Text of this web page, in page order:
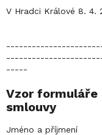
V Hradci Králové 8. 4.
-----
Vzor formuláře
smlouvy
Jméno a příjmení